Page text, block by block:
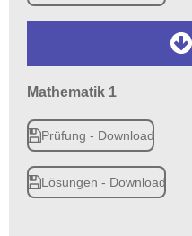
Mathematik 1
Prüfung - Download
Lösungen - Download